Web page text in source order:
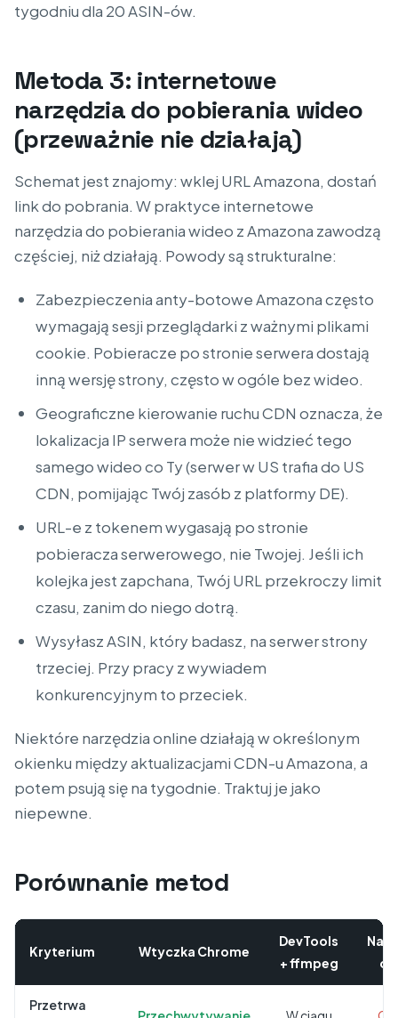
tygodniu dla 20 ASIN-ów.
Metoda 3: internetowe
narzędzia do pobierania wideo
(przeważnie nie działają)
Schemat jest znajomy: wklej URL Amazona, dostań
link do pobrania. W praktyce internetowe
narzędzia do pobierania wideo z Amazona zawodzą
częściej, niż działają. Powody są strukturalne:
Zabezpieczenia anty-botowe Amazona często
wymagają sesji przeglądarki z ważnymi plikami
cookie. Pobieracze po stronie serwera dostają
inną wersję strony, często w ogóle bez wideo.
Geograficzne kierowanie ruchu CDN oznacza, że
lokalizacja IP serwera może nie widzieć tego
samego wideo co Ty (serwer w US trafia do US
CDN, pomijając Twój zasób z platformy DE).
URL-e z tokenem wygasają po stronie
pobieracza serwerowego, nie Twojej. Jeśli ich
kolejka jest zapchana, Twój URL przekroczy limit
czasu, zanim do niego dotrą.
Wysyłasz ASIN, który badasz, na serwer strony
trzeciej. Przy pracy z wywiadem
konkurencyjnym to przeciek.
Niektóre narzędzia online działają w określonym
okienku między aktualizacjami CDN-u Amazona, a
potem psują się na tygodnie. Traktuj je jako
niepewne.
Porównanie metod
Kryterium Wtyczka Chrome
DevTools
+ ffmpeg
Przetrwa